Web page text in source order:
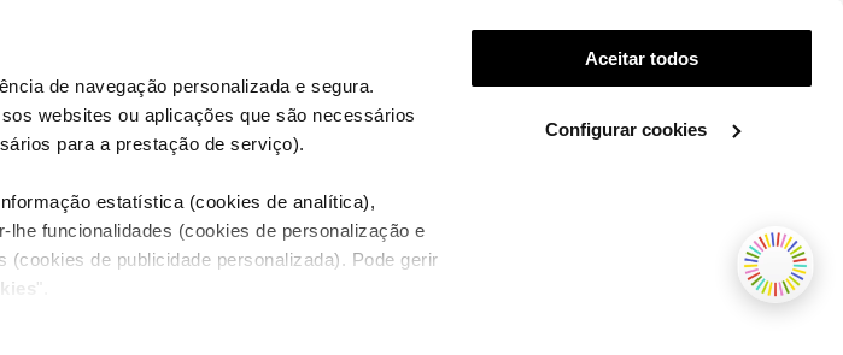
de navegação personalizada e segura.
websites ou aplicações que são necessários
para a prestação de serviço).
estatística (cookies de analítica),
funcionalidades (cookies de personalização e
de publicidade personalizada). Pode gerir
".
Aceitar todos
Configurar cookies
Accessibility statement